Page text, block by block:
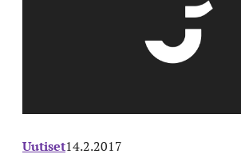
Uutiset14.2.2017